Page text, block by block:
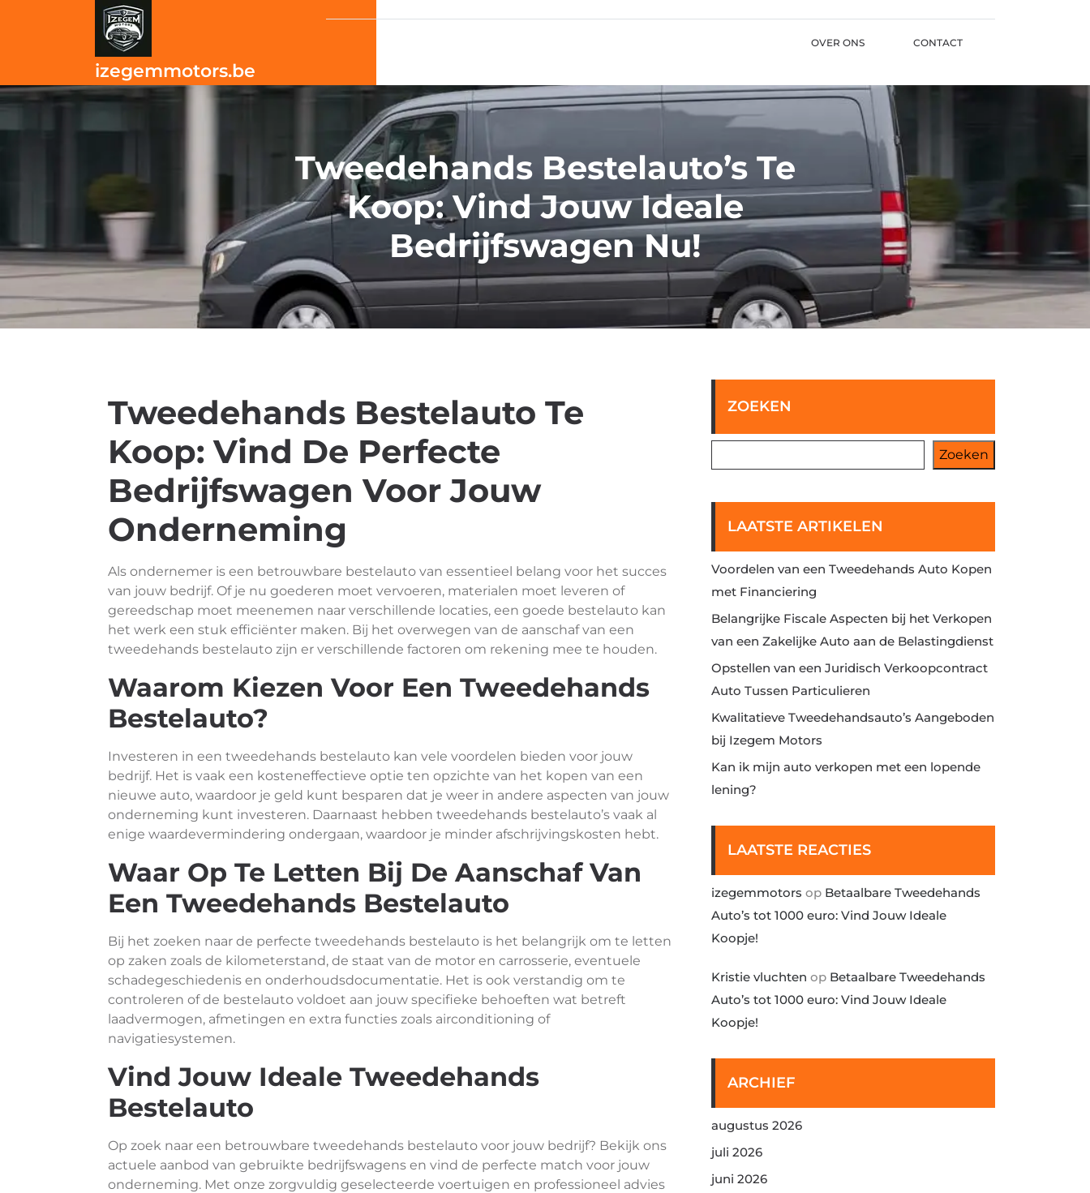
izegemmotors.be
OVER ONS CONTACT
Tweedehands Bestelauto’s Te
Koop: Vind Jouw Ideale
Bedrijfswagen Nu!
Tweedehands Bestelauto Te
Koop: Vind De Perfecte
Bedrijfswagen Voor Jouw
Onderneming
Als ondernemer is een betrouwbare bestelauto van essentieel belang voor het succes
van jouw bedrijf. Of je nu goederen moet vervoeren, materialen moet leveren of
gereedschap moet meenemen naar verschillende locaties, een goede bestelauto kan
het werk een stuk efficiënter maken. Bij het overwegen van de aanschaf van een
tweedehands bestelauto zijn er verschillende factoren om rekening mee te houden.
Waarom Kiezen Voor Een Tweedehands
Bestelauto?
Investeren in een tweedehands bestelauto kan vele voordelen bieden voor jouw
bedrijf. Het is vaak een kosteneffectieve optie ten opzichte van het kopen van een
nieuwe auto, waardoor je geld kunt besparen dat je weer in andere aspecten van jouw
onderneming kunt investeren. Daarnaast hebben tweedehands bestelauto’s vaak al
enige waardevermindering ondergaan, waardoor je minder afschrijvingskosten hebt.
Waar Op Te Letten Bij De Aanschaf Van
Een Tweedehands Bestelauto
Bij het zoeken naar de perfecte tweedehands bestelauto is het belangrijk om te letten
op zaken zoals de kilometerstand, de staat van de motor en carrosserie, eventuele
schadegeschiedenis en onderhoudsdocumentatie. Het is ook verstandig om te
controleren of de bestelauto voldoet aan jouw specifieke behoeften wat betreft
laadvermogen, afmetingen en extra functies zoals airconditioning of
navigatiesystemen.
Vind Jouw Ideale Tweedehands
Bestelauto
Op zoek naar een betrouwbare tweedehands bestelauto voor jouw bedrijf? Bekijk ons
actuele aanbod van gebruikte bedrijfswagens en vind de perfecte match voor jouw
onderneming. Met onze zorgvuldig geselecteerde voertuigen en professioneel advies
ZOEKEN
Zoeken
LAATSTE ARTIKELEN
Voordelen van een Tweedehands Auto Kopen
met Financiering
Belangrijke Fiscale Aspecten bij het Verkopen
van een Zakelijke Auto aan de Belastingdienst
Opstellen van een Juridisch Verkoopcontract
Auto Tussen Particulieren
Kwalitatieve Tweedehandsauto’s Aangeboden
bij Izegem Motors
Kan ik mijn auto verkopen met een lopende
lening?
LAATSTE REACTIES
izegemmotors op Betaalbare Tweedehands
Auto’s tot 1000 euro: Vind Jouw Ideale
Koopje!
Kristie vluchten op Betaalbare Tweedehands
Auto’s tot 1000 euro: Vind Jouw Ideale
Koopje!
ARCHIEF
augustus 2026
juli 2026
juni 2026